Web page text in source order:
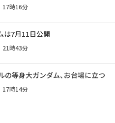
17時16分
は7月11日公開
21時43分
の等身大ガンダム、お台場に立つ
17時14分